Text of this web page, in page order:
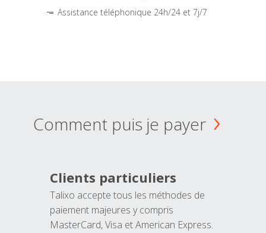
Assistance téléphonique 24h/24 et 7j/7
Comment puis je payer
Clients particuliers
Talixo accepte tous les méthodes de
paiement majeures y compris
MasterCard, Visa et American Express.